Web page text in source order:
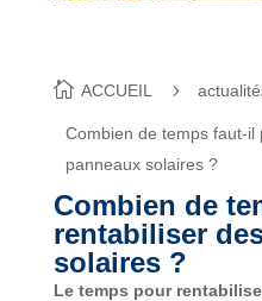
ACCUEIL
Combien de temps faut-il
panneaux solaires ?
Combien de
rentabiliser
solaires ?
Le temps pour